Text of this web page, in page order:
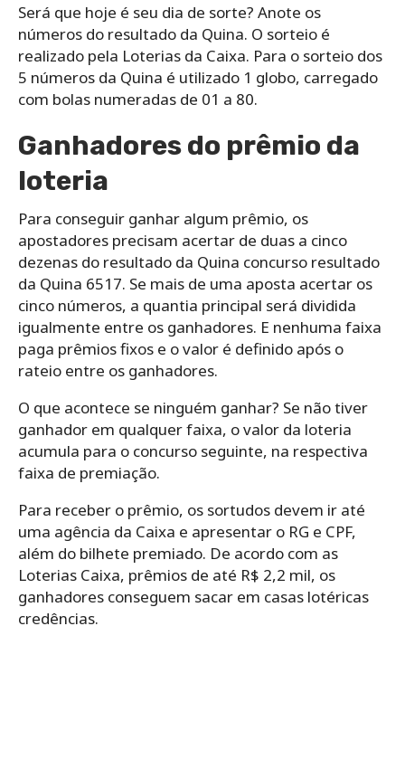
Será que hoje é seu dia de sorte? Anote os
números do resultado da Quina. O sorteio é
realizado pela Loterias da Caixa. Para o sorteio dos
5 números da Quina é utilizado 1 globo, carregado
com bolas numeradas de 01 a 80.
Ganhadores do prêmio da
loteria
Para conseguir ganhar algum prêmio, os
apostadores precisam acertar de duas a cinco
dezenas do resultado da Quina concurso resultado
da Quina 6517. Se mais de uma aposta acertar os
cinco números, a quantia principal será dividida
igualmente entre os ganhadores. E nenhuma faixa
paga prêmios fixos e o valor é definido após o
rateio entre os ganhadores.
O que acontece se ninguém ganhar? Se não tiver
ganhador em qualquer faixa, o valor da loteria
acumula para o concurso seguinte, na respectiva
faixa de premiação.
Para receber o prêmio, os sortudos devem ir até
uma agência da Caixa e apresentar o RG e CPF,
além do bilhete premiado. De acordo com as
Loterias Caixa, prêmios de até R$ 2,2 mil, os
ganhadores conseguem sacar em casas lotéricas
credências.